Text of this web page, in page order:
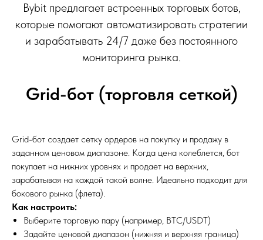
Bybit предлагает встроенных торговых ботов,
которые помогают автоматизировать стратегии
и зарабатывать 24/7 даже без постоянного
мониторинга рынка.
Grid-бот (торговля сеткой)
Grid-бот создает сетку ордеров на покупку и продажу в
заданном ценовом диапазоне. Когда цена колеблется, бот
покупает на нижних уровнях и продает на верхних,
зарабатывая на каждой такой волне. Идеально подходит для
бокового рынка (флета).
Как настроить:
Выберите торговую пару (например, BTC/USDT)
Задайте ценовой диапазон (нижняя и верхняя граница)